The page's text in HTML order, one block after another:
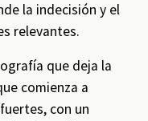
la indecisión y el
relevantes.
que deja la
comienza a
con un